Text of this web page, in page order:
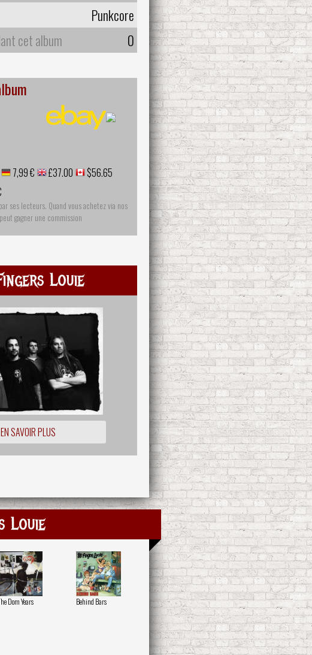
Punkcore
cet album
0
7,99 € £37.00
$56.65
ses lecteurs. Quand vous achetez via nos
gagner une commission
Louie
EN SAVOIR PLUS
Louie
Dom Years Behind Bars